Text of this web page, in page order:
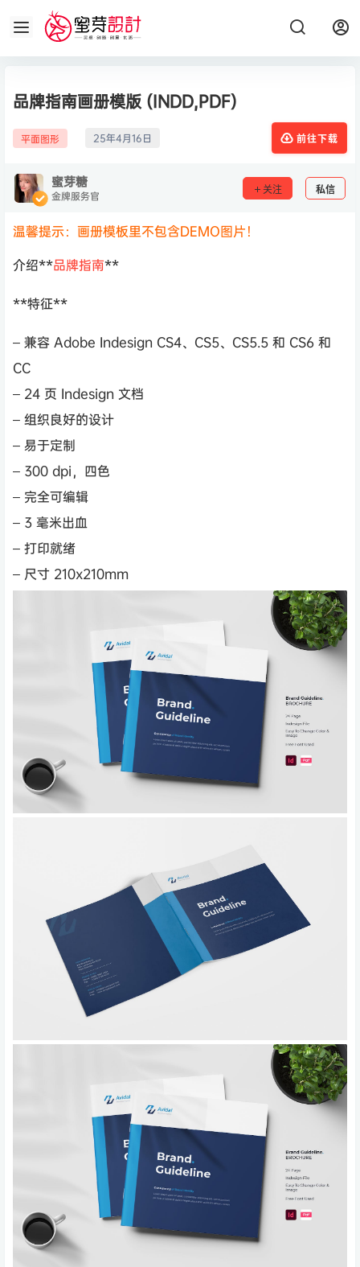
品牌指南画册模版 (INDD,PDF)
平面图形 25年4月16日 前往下载
蜜芽糖
金牌服务官 关注 私信
温馨提示：画册模板里不包含DEMO图片！
介绍**品牌指南**
**特征**
– 兼容 Adob​​e Indesign CS4、CS5、CS5.5 和 CS6 和
CC
– 24 页 Indesign 文档
– 组织良好的设计
– 易于定制
– 300 dpi，四色
– 完全可编辑
– 3 毫米出血
– 打印就绪
– 尺寸 210x210mm